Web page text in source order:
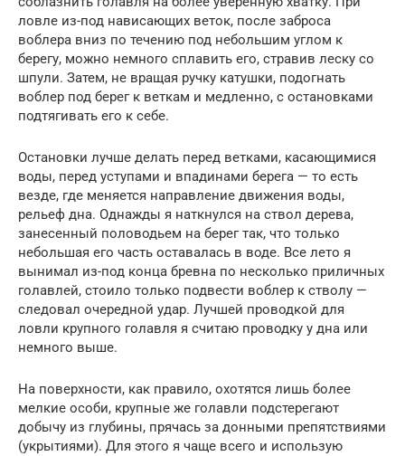
ловле из-под нависающих веток, после заброса
воблера вниз по течению под небольшим углом к
берегу, можно немного сплавить его, стравив леску со
шпули. Затем, не вращая ручку катушки, подогнать
воблер под берег к веткам и медленно, с остановками
подтягивать его к себе.
Остановки лучше делать перед ветками, касающимися
воды, перед уступами и впадинами берега — то есть
везде, где меняется направление движения воды,
рельеф дна. Однажды я наткнулся на ствол дерева,
занесенный половодьем на берег так, что только
небольшая его часть оставалась в воде. Все лето я
вынимал из-под конца бревна по несколько приличных
голавлей, стоило только подвести воблер к стволу —
следовал очередной удар. Лучшей проводкой для
ловли крупного голавля я считаю проводку у дна или
немного выше.
На поверхности, как правило, охотятся лишь более
мелкие особи, крупные же голавли подстерегают
добычу из глубины, прячась за донными препятствиями
(укрытиями). Для этого я чаще всего и использую